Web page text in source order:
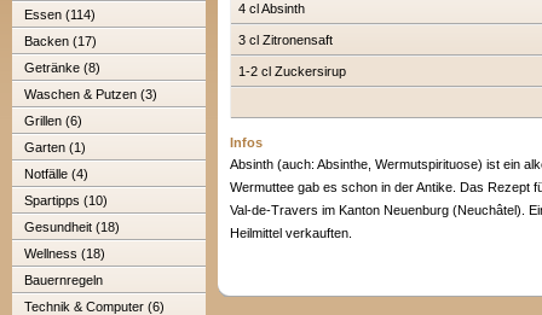
Essen (114)
Backen (17)
Getränke (8)
Waschen & Putzen (3)
Grillen (6)
Garten (1)
Notfälle (4)
Spartipps (10)
Gesundheit (18)
Wellness (18)
Bauernregeln
Technik & Computer (6)
4 cl Absinth
3 cl Zitronensaft
1-2 cl Zuckersirup
Infos
Absinth (auch: Absinthe, Wermutspirituose) ist ein
Wermuttee gab es schon in der Antike. Das Rezept
Val-de-Travers im Kanton Neuenburg (Neuchâtel).
Heilmittel verkauften.